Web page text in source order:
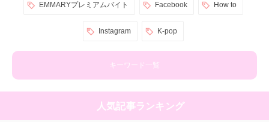
EMMARYプレミアムバイト Facebook How to
Instagram K-pop
キーワード一覧
人気記事ランキング